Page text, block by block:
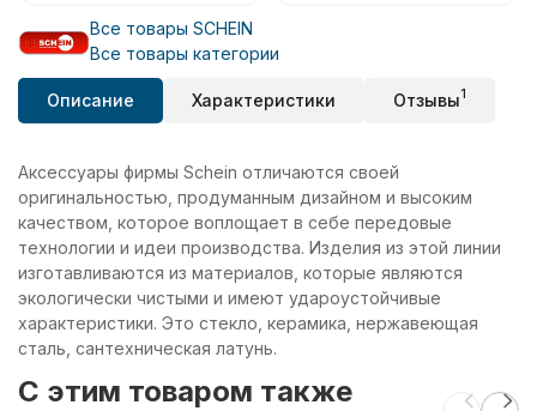
Все товары SCHEIN
Все товары категории
Описание Характеристики Отзывы1
Аксессуары фирмы Schein отличаются своей
оригинальностью, продуманным дизайном и высоким
качеством, которое воплощает в себе передовые
технологии и идеи производства. Изделия из этой линии
изготавливаются из материалов, которые являются
экологически чистыми и имеют удароустойчивые
характеристики. Это стекло, керамика, нержавеющая
сталь, сантехническая латунь.
C этим товаром также